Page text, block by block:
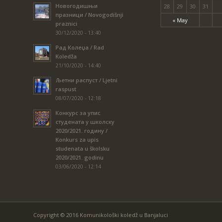
Новогодишњи
празници / Novogodišnji
praznici
30/12/2020 - 13:40
Рад Колеџа / Rad
Koledža
21/10/2020 - 14:40
Љетни распуст / Ljetni
raspust
08/07/2020 - 12:18
Конкурс за упис
студената у школску
2020/2021. годину /
Konkurs za upis
studenata u školsku
2020/2021. godinu
03/06/2020 - 12:14
« May
28
29 30 31
Copyright © 2016 Komunikološki koledž u Banjaluci